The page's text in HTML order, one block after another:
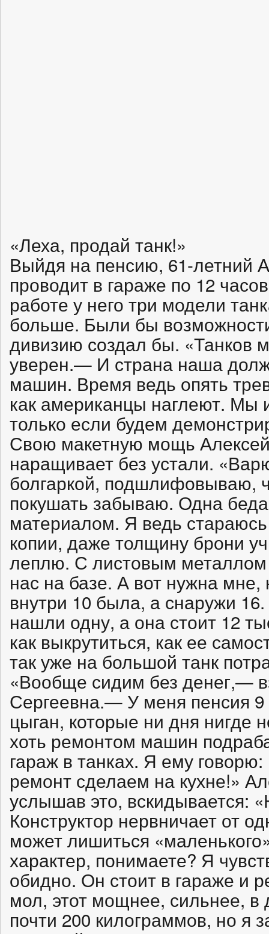
«Леха, продай танк!»
Выйдя на пенсию, 61-летний
проводит в гараже по 12
работе у него три модели
больше. Были бы
дивизию создал бы. «Танков
уверен.— И страна наша
машин. Время ведь опять
как американцы наглеют. Мы
только если будем
Свою макетную мощь
наращивает без устали.
болгаркой, подшлифовываю,
покушать забываю. Одна
материалом. Я ведь
копии, даже толщину брони
леплю. С листовым металлом
нас на базе. А вот нужна мне,
внутри 10 была, а снаружи
нашли одну, а она стоит 12
как выкрутиться, как ее
так уже на большой танк
«Вообще сидим без денег,—
Сергеевна.— У меня пенсия 9
цыган, которые ни дня нигде
хоть ремонтом машин
гараж в танках. Я ему
ремонт сделаем на кухне!»
услышав это, вскидывается:
Конструктор нервничает от
может лишиться
характер, понимаете? Я
обидно. Он стоит в гараже и
мол, этот мощнее, сильнее,
почти 200 килограммов, но я